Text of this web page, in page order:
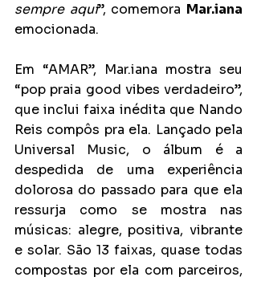
sempre aqui”, comemora Mar.iana
emocionada.
Em “AMAR”, Mar.iana mostra seu
“pop praia good vibes verdadeiro”,
que inclui faixa inédita que Nando
Reis compôs pra ela. Lançado pela
Universal Music, o álbum é a
despedida de uma experiência
dolorosa do passado para que ela
ressurja como se mostra nas
músicas: alegre, positiva, vibrante
e solar. São 13 faixas, quase todas
compostas por ela com parceiros,